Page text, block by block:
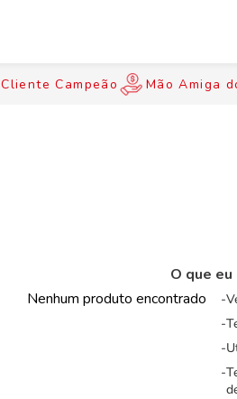
Cliente Campeão Mão Amiga
Nenhum produto encontrado
O que